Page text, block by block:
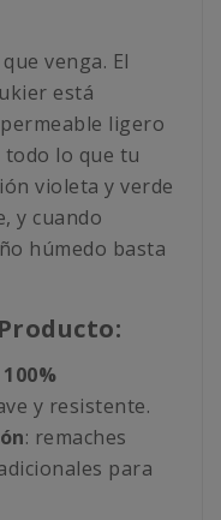
venga. El
está
ligero
todo lo que tu
violeta y verde
y cuando
húmedo basta
y resistente.
: remaches
para